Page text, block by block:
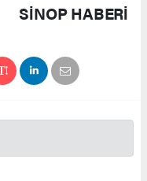
SINOP HABERİ